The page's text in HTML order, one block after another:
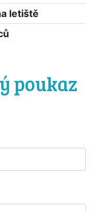
letiště
poukaz